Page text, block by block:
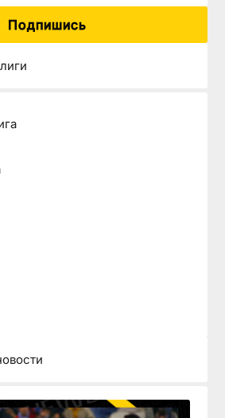
Подпишись